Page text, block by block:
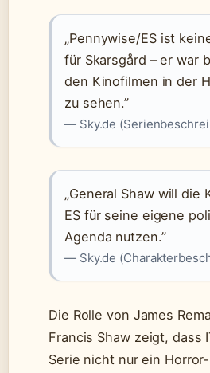
„Pennywise/ES ist
für Skarsgård – er war
den Kinofilmen in der
zu sehen.”
— Sky.de
„General Shaw will die
ES für seine eigene
Agenda nutzen.”
— Sky.de
Die Rolle von James
Francis Shaw zeigt, dass
Serie nicht nur ein